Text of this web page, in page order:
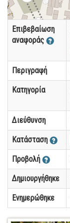
Επιβεβαίωση
αναφοράς
Περιγραφή
Κατηγορία
Διεύθυνση
Κατάσταση
Προβολή
Δημιουργήθηκε
Ενημερώθηκε